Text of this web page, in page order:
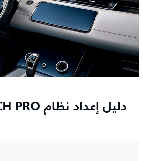
دليل إعداد نظام TOUCH PRO